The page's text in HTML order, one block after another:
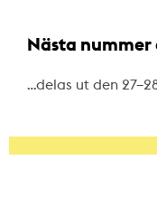
Nästa
…delas ut den